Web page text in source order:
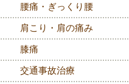
腰痛・ぎっくり腰
肩こり・肩の痛み
膝痛
交通事故治療